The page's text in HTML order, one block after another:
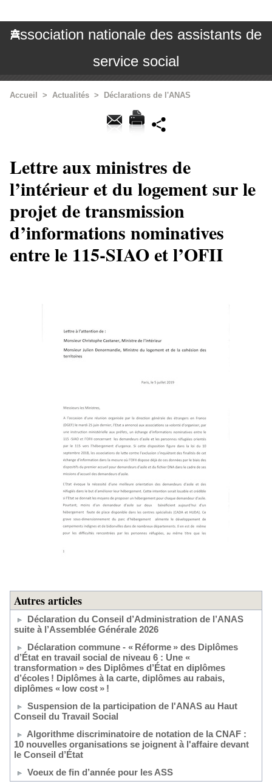
Association nationale des assistants de
service social
Accueil > Actualités > Déclarations de l'ANAS
Lettre aux ministres de
l’intérieur et du logement sur le
projet de transmission
d’informations nominatives
entre le 115-SIAO et l’OFII
Autres articles
Déclaration du Conseil d’Administration de l’ANAS
suite à l’Assemblée Générale 2026
Déclaration commune - « Réforme » des Diplômes
d’État en travail social de niveau 6 : Une «
transformation » des Diplômes d’État en diplômes
d’écoles ! Diplômes à la carte, diplômes au rabais,
diplômes « low cost » !
Suspension de la participation de l'ANAS au Haut
Conseil du Travail Social
Algorithme discriminatoire de notation de la CNAF :
10 nouvelles organisations se joignent à l'affaire devant
le Conseil d’État
Voeux de fin d’année pour les ASS